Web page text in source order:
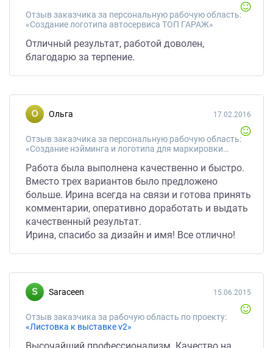
Отзыв заказчика за персональную рабочую область:
«Создание логотипа автосервиса ТОП ГАРАЖ»
Отличный результат, работой доволен,
благодарю за терпение.
Ольга
Отзыв заказчика за персональную рабочую область:
«Создание нэйминга и логотипа для маркировки хэндмэйд работ»
17.02.2016
Работа была выполнена качественно и быстро.
Вместо трех вариантов было предложено
больше. Ирина всегда на связи и готова принять
комментарии, оперативно доработать и выдать
качественный результат.
Ирина, спасибо за дизайн и имя! Все отлично!
saraceen
Отзыв заказчика за рабочую область по проекту:
«Листовка к выставке v2»
15.06.2015